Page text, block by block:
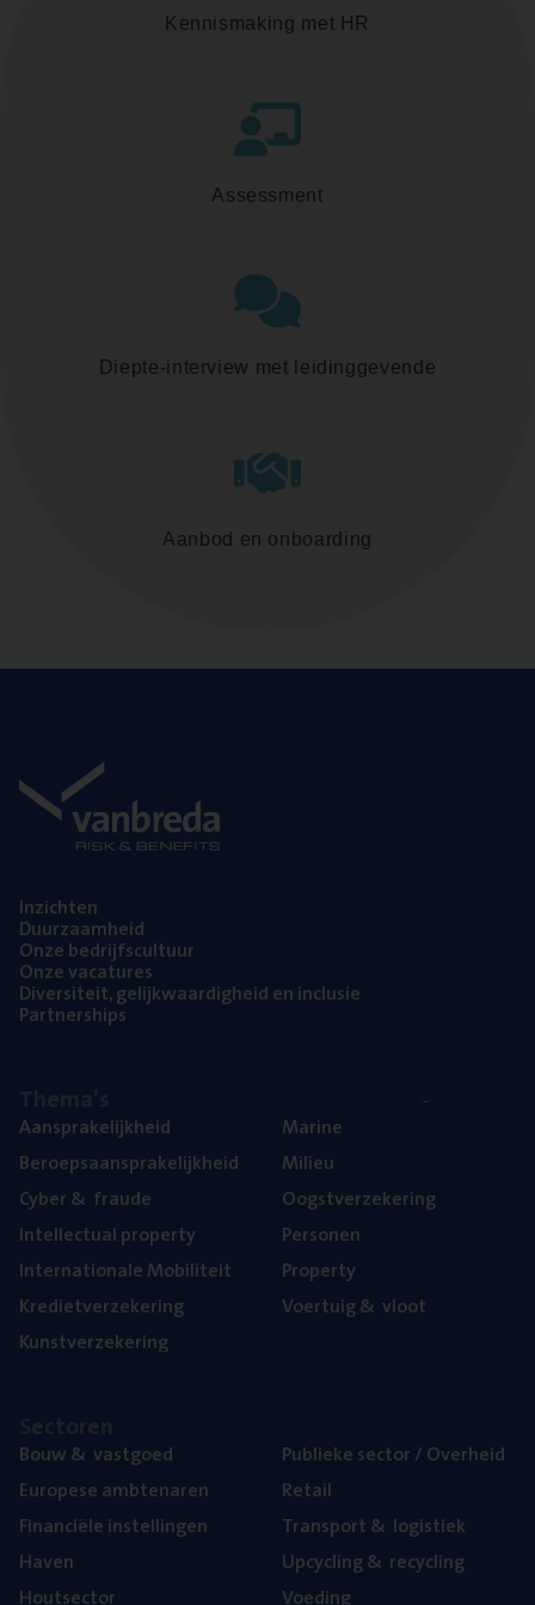
Kennismaking met HR
Assessment
Diepte-interview met leidinggevende
Aanbod en onboarding
Inzich­ten
Duur­zaam­heid
Onze bedrijfs­cul­tuur
Onze vaca­tu­res
Diver­si­teit, gelijk­waar­dig­heid en inclusie
Part­ner­ships
Aan­spra­ke­lijk­heid
Beroeps­aan­spra­ke­lijk­heid
Cyber& fraude
Intel­lec­tu­al property
Inter­na­ti­o­na­le Mobiliteit
Kre­diet­ver­ze­ke­ring
Kunst­ver­ze­ke­ring
Mari­ne
Mili­eu
Oogst­ver­ze­ke­ring
Per­so­nen
Pro­per­ty
Voer­tuig& vloot
Bouw& vastgoed
Euro­pe­se ambtenaren
Finan­ci­ë­le instellingen
Haven
Hout­sec­tor
Publie­ke sec­tor / Overheid
Retail
Trans­port& logistiek
Upcy­cling& recycling
Voe­ding